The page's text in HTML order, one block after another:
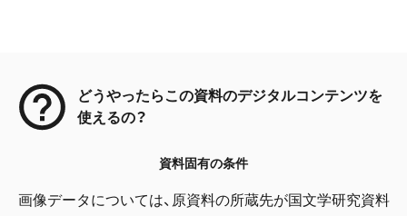
どうやったらこの資料のデジタルコンテンツを
使えるの？
資料固有の条件
画像データについては、原資料の所蔵先が国文学研究資料